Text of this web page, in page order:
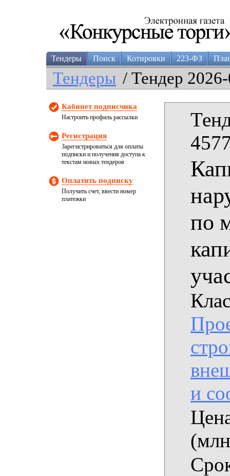
Тендеры Поиск Котировки 223-ФЗ
Тендеры / Тендер
Кабинет подписчика
Настроить профиль рассылки
Регистрация
Зарегистрироваться для оплаты
подписки и получения доступа к
текстам новых тендеров
Оплатить подписку
Получить счет, ввести номер
платежки
по
и